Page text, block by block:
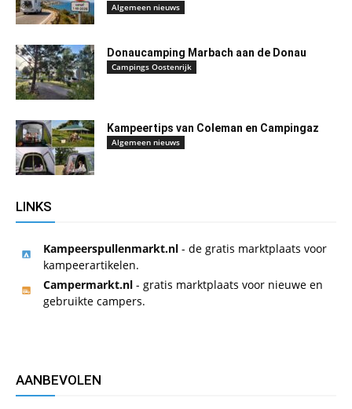
Algemeen nieuws
Donaucamping Marbach aan de Donau
Campings Oostenrijk
Kampeertips van Coleman en Campingaz
Algemeen nieuws
LINKS
Kampeerspullenmarkt.nl - de gratis marktplaats voor
kampeerartikelen.
Campermarkt.nl - gratis marktplaats voor nieuwe en
gebruikte campers.
AANBEVOLEN